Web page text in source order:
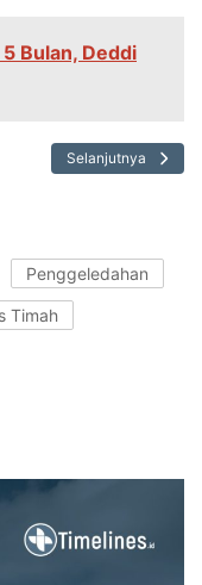
Bulan, Deddi
Selanjutnya
Penggeledahan
Timah